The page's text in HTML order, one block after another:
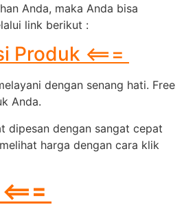
Anda, maka Anda bisa
link berikut :
Produk <===
dengan senang hati. Free
Anda.
dipesan dengan sangat cepat
harga dengan cara klik